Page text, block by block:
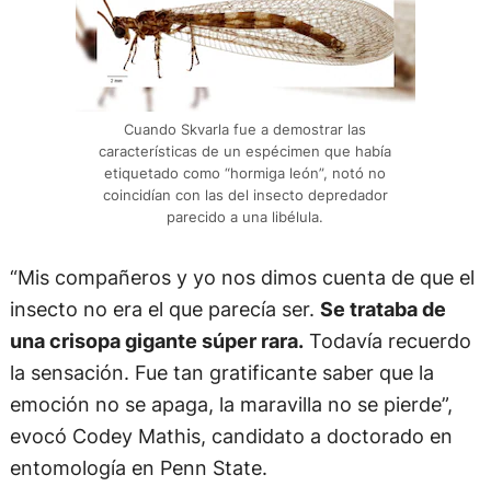
Cuando Skvarla fue a demostrar las
características de un espécimen que había
etiquetado como “hormiga león”, notó no
coincidían con las del insecto depredador
parecido a una libélula.
“Mis compañeros y yo nos dimos cuenta de que el
insecto no era el que parecía ser. Se trataba de
una crisopa gigante súper rara.Todavía recuerdo
la sensación. Fue tan gratificante saber que la
emoción no se apaga, la maravilla no se pierde”,
evocó Codey Mathis, candidato a doctorado en
entomología en Penn State.